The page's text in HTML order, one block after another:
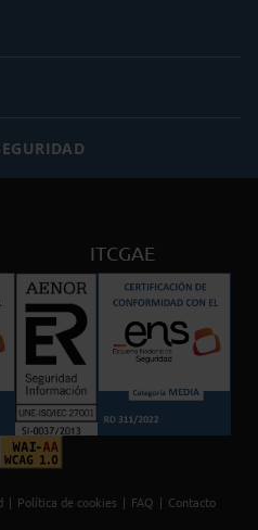
ITCGAE
Política de cookies FAQ Contacto